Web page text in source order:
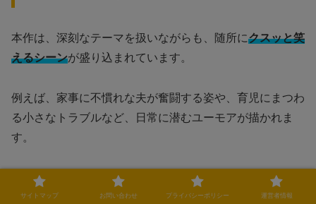
本作は、深刻なテーマを扱いながらも、随所にクスッと笑
えるシーンが盛り込まれています。
例えば、家事に不慣れな夫が奮闘する姿や、育児にまつわ
る小さなトラブルなど、日常に潜むユーモアが描かれま
す。
その一方で、夫婦のすれ違いや、家事負担をめぐる葛藤な
ど、考えさせられるシーンも多数。
サイトマップ お問い合わせ プライバシーポリシー 運営者情報